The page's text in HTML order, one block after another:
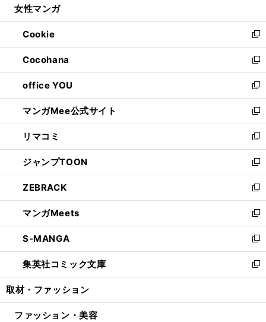
開
く
ウ
で
開
く
ン
ド
ウ
で
開
く
ウ
ィ
ン
ド
ウ
で
開
く
女性マンガ
Cookie
新
し
い
ウ
ィ
ン
ド
ウ
で
開
く
Cocohana
新
し
い
ウ
ィ
ン
ド
ウ
で
開
く
office YOU
新
し
い
ウ
ィ
ン
ド
ウ
で
開
く
マンガMee公式サイト
新
し
い
ウ
ィ
ン
ド
ウ
で
開
く
リマコミ
新
し
い
ウ
ィ
ン
ド
ウ
で
開
く
ジャンプTOON
新
し
い
ウ
ィ
ン
ド
ウ
で
開
ZEBRACK
新
し
い
ウ
ィ
ン
ド
ウ
開
マンガMeets
新
し
い
ウ
ィ
ン
ウ
S-MANGA
新
し
い
ウ
ン
集英社コミック文庫
新
し
ウ
取材・ファッション
ファッション・美容